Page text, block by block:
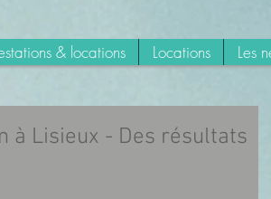
& locations Locations Les
à Lisieux - Des résultats